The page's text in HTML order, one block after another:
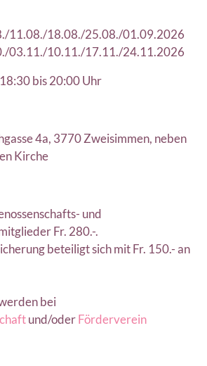
11.08./18.08./25.08./01.09.2026
03.11./10.11./17.11./24.11.2026
bis 20:00 Uhr
4a, 3770 Zweisimmen, neben
Kirche
und
Fr. 280.-.
beteiligt sich mit Fr. 150.- an
bei
und/oderFörderverein